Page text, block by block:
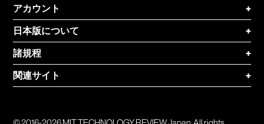
アカウント
+
日本版について
+
諸規程
+
関連サイト
+